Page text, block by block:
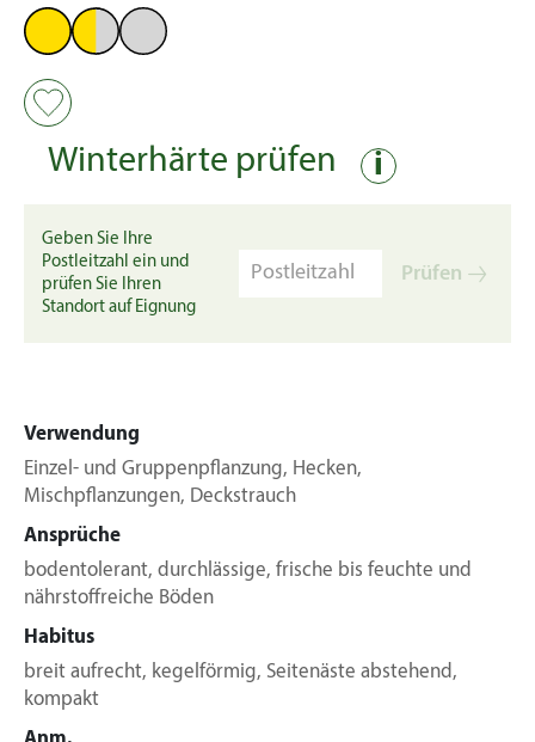
Winterhärte prüfen i
Geben Sie Ihre
Postleitzahl ein und
prüfen Sie Ihren
Standort auf Eignung
Prüfen
Verwendung
Einzel- und Gruppenpflanzung, Hecken,
Mischpflanzungen, Deckstrauch
Ansprüche
bodentolerant, durchlässige, frische bis feuchte und
nährstoffreiche Böden
Habitus
breit aufrecht, kegelförmig, Seitenäste abstehend,
kompakt